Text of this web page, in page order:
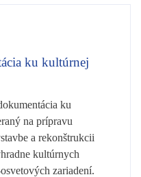
ku kultúrnej
ku
na prípravu
a rekonštrukcii
kultúrnych
zariadení.